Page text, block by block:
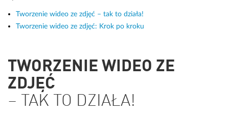
Tworzenie wideo ze zdjęć – tak to działa!
Tworzenie wideo ze zdjęć: Krok po kroku
TWORZENIE WIDEO ZE
ZDJĘĆ
– TAK TO DZIAŁA!